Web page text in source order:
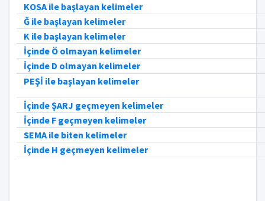
KOSA ile başlayan kelimeler
Ğ ile başlayan kelimeler
K ile başlayan kelimeler
İçinde Ö olmayan kelimeler
İçinde D olmayan kelimeler
PEŞİ ile başlayan kelimeler
İçinde ŞARJ geçmeyen kelimeler
İçinde F geçmeyen kelimeler
SEMA ile biten kelimeler
İçinde H geçmeyen kelimeler